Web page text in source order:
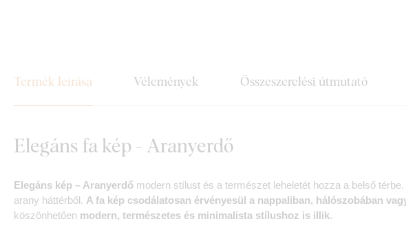
Termék leírása Vélemények Összeszerelési útmutató
Elegáns fa kép - Aranyerdő
Elegáns kép – Aranyerdő modern stílust és a természet leheletét hozza a belső
arany háttérből. A fa kép csodálatosan érvényesül a nappaliban, hálószobában
köszönhetően modern, természetes és minimalista stílushoz is illik.